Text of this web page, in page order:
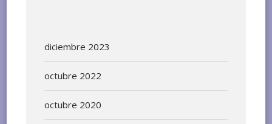
diciembre 2023
octubre 2022
octubre 2020